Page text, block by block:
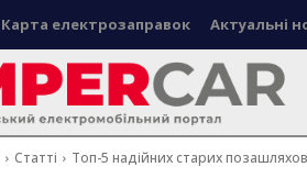
Карта електрозаправок Актуальні
Статті Топ-5 надійних старих